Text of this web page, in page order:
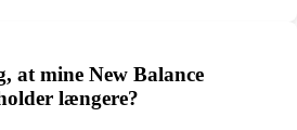
at mine New Balance
længere?